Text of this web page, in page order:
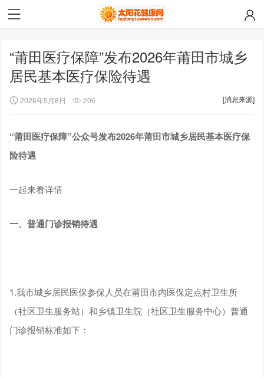
“莆田医疗保障”发布2026年莆田市城乡
居民基本医疗保险待遇
2026年5月8日 206 [消息来源]
“莆田医疗保障”公众号发布2026年莆田市城乡居民基本医疗保
险待遇
一起来看详情
一、普通门诊报销待遇
1.我市城乡居民医保参保人员在莆田市内医保定点村卫生所
（社区卫生服务站）和乡镇卫生院（社区卫生服务中心）普通
门诊报销标准如下：